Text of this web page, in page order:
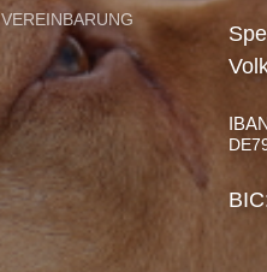
VEREINBARUNG